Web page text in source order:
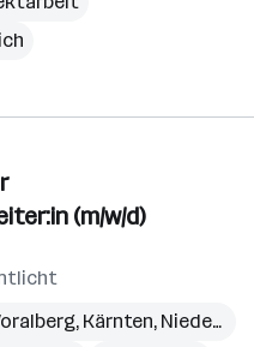
(m/w/d)
, Kärnten, Niederösterreich